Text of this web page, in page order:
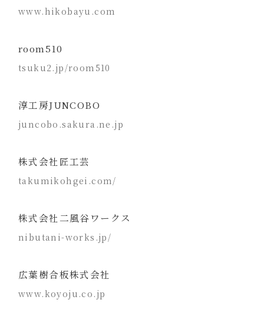
www.hikobayu.com
room510
tsuku2.jp/room510
淳工房JUNCOBO
juncobo.sakura.ne.jp
株式会社匠工芸
takumikohgei.com/
株式会社二風谷ワークス
nibutani-works.jp/
広葉樹合板株式会社
www.koyoju.co.jp